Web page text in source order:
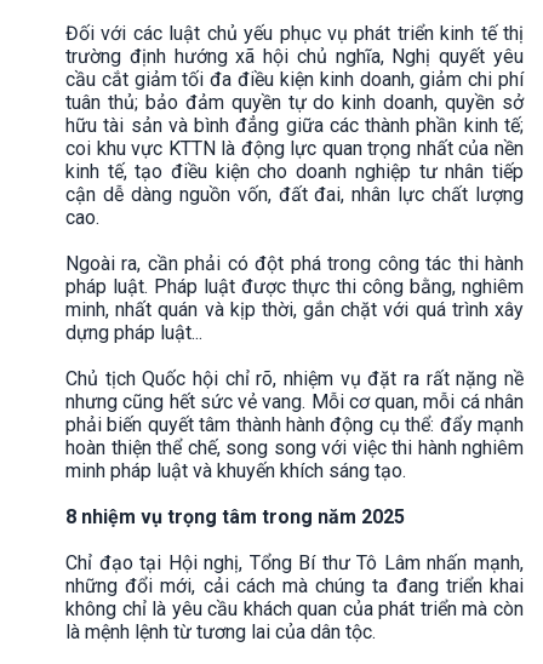
Đối với các luật chủ yếu phục vụ phát triển kinh tế thị
trường định hướng xã hội chủ nghĩa, Nghị quyết yêu
cầu cắt giảm tối đa điều kiện kinh doanh, giảm chi phí
tuân thủ; bảo đảm quyền tự do kinh doanh, quyền sở
hữu tài sản và bình đẳng giữa các thành phần kinh tế;
coi khu vực KTTN là động lực quan trọng nhất của nền
kinh tế, tạo điều kiện cho doanh nghiệp tư nhân tiếp
cận dễ dàng nguồn vốn, đất đai, nhân lực chất lượng
cao.
Ngoài ra, cần phải có đột phá trong công tác thi hành
pháp luật. Pháp luật được thực thi công bằng, nghiêm
minh, nhất quán và kịp thời, gắn chặt với quá trình xây
dựng pháp luật...
Chủ tịch Quốc hội chỉ rõ, nhiệm vụ đặt ra rất nặng nề
nhưng cũng hết sức vẻ vang. Mỗi cơ quan, mỗi cá nhân
phải biến quyết tâm thành hành động cụ thể: đẩy mạnh
hoàn thiện thể chế, song song với việc thi hành nghiêm
minh pháp luật và khuyến khích sáng tạo.
8 nhiệm vụ trọng tâm trong năm 2025
Chỉ đạo tại Hội nghị, Tổng Bí thư Tô Lâm nhấn mạnh,
những đổi mới, cải cách mà chúng ta đang triển khai
không chỉ là yêu cầu khách quan của phát triển mà còn
là mệnh lệnh từ tương lai của dân tộc.